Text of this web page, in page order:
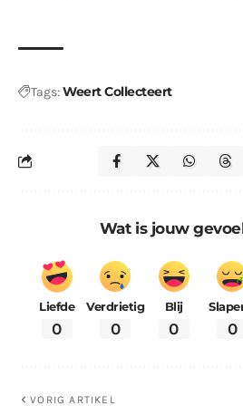
Tags:Weert Collecteert
Wat is jouw
Liefde
0
Verdrietig
0
Blij
0 0
VORIG ARTIKEL